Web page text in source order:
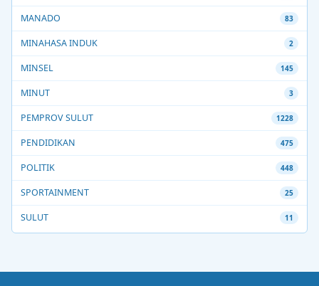
MANADO 83
MINAHASA INDUK 2
MINSEL 145
MINUT 3
PEMPROV SULUT 1228
PENDIDIKAN 475
POLITIK 448
SPORTAINMENT 25
SULUT 11